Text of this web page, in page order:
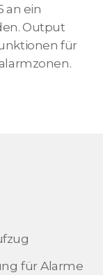
an ein
Output
für
für Alarme